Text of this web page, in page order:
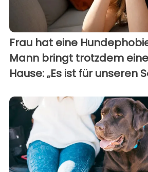
Frau hat eine
Mann bringt trotzdem
Hause: „Es ist für unseren